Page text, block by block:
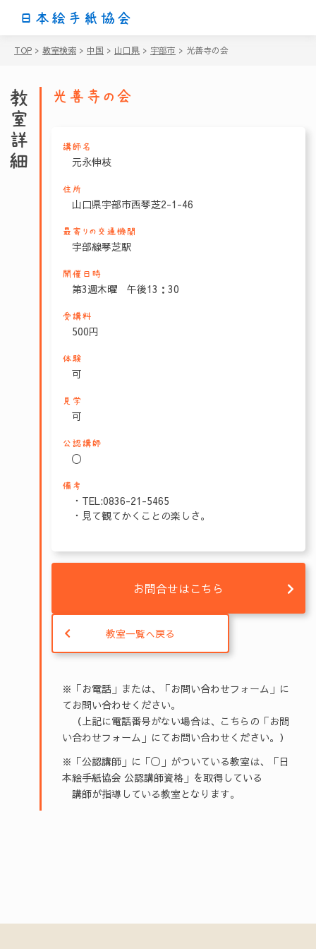
日本絵手紙協会
TOP > 教室検索 > 中国 > 山口県 > 宇部市 > 光善寺の会
教室詳細 光善寺の会
講師名
元永伸枝
住所
山口県宇部市西琴芝2-1-46
最寄りの交通機関
宇部線琴芝駅
開催日時
第3週木曜 午後13：30
受講料
500円
体験
可
見学
可
公認講師
〇
備考
・TEL:0836-21-5465
・見て観てかくことの楽しさ。
お問合せはこちら
教室一覧へ戻る
※「お電話」または、「お問い合わせフォーム」に
てお問い合わせください。
（上記に電話番号がない場合は、こちらの「お問
い合わせフォーム」にてお問い合わせください。）
※「公認講師」に「◯」がついている教室は、「日
本絵手紙協会 公認講師資格」を取得している
講師が指導している教室となります。